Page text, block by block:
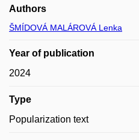
Authors
ŠMÍDOVÁ MALÁROVÁ Lenka
Year of publication
2024
Type
Popularization text